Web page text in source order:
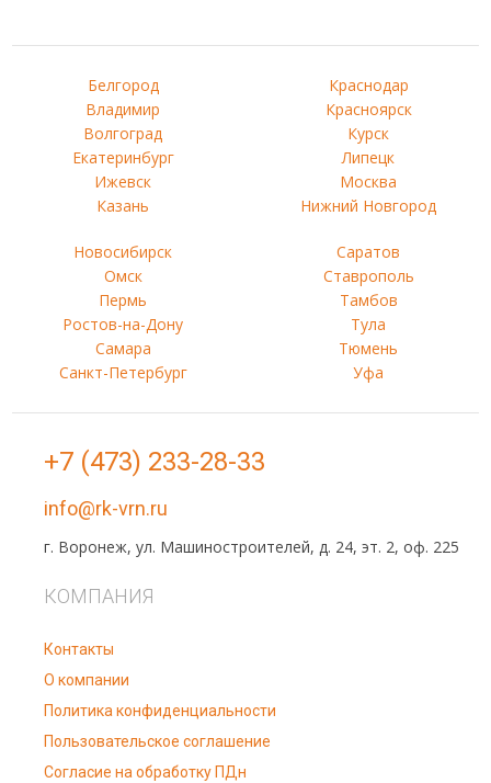
Белгород
Владимир
Волгоград
Екатеринбург
Ижевск
Казань
Краснодар
Красноярск
Курск
Липецк
Москва
Нижний Новгород
Новосибирск
Омск
Пермь
Ростов-на-Дону
Самара
Санкт-Петербург
Саратов
Ставрополь
Тамбов
Тула
Тюмень
Уфа
+7 (473) 233-28-33
info@rk-vrn.ru
г. Воронеж, ул. Машиностроителей, д. 24, эт. 2, оф. 225
КОМПАНИЯ
Контакты
О компании
Политика конфиденциальности
Пользовательское соглашение
Согласие на обработку ПДн